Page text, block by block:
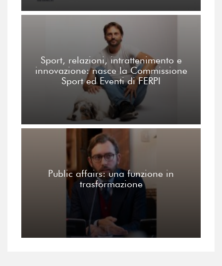
Sport, relazioni, intrattenimento e
innovazione: nasce la Commissione
Sport ed Eventi di FERPI
Public affairs: una funzione in
trasformazione